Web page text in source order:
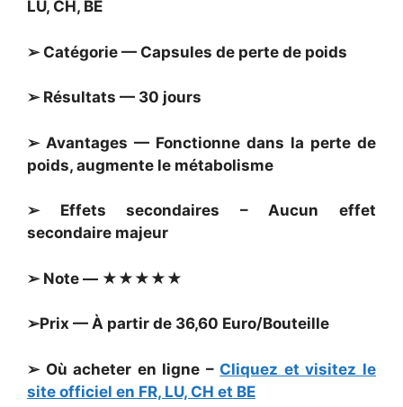
LU, CH, BE
➢ Catégorie — Capsules de perte de poids
➢ Résultats — 30 jours
➢ Avantages — Fonctionne dans la perte de
poids, augmente le métabolisme
➢ Effets secondaires – Aucun effet
secondaire majeur
➢ Note — ★★★★★
➢Prix — À partir de 36,60 Euro/Bouteille
➢ Où acheter en ligne – Cliquez et visitez le
site officiel en FR, LU, CH et BE